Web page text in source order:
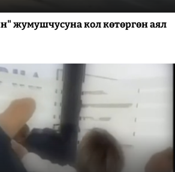
жумушчусуна кол көтөргөн аял